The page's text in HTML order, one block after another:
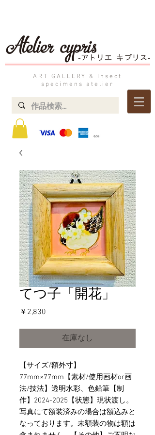
ART GALLERY & Insect
specimens atelier
てつ子「開花」
￥2,830
在庫なし
【サイズ/額外寸】
77mm×77mm【素材/使用画材or画
法/技法】透明水彩、色鉛筆【制
作】2024-2025【状態】現状渡し。
写真にて額装済みの場合は額込みと
なっております。未額装の物は額は